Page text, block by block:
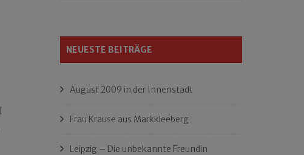
NEUESTE BEITRÄGE
August 2009 in der Innenstadt
Frau Krause aus Markkleeberg
Leipzig – Die unbekannte Freundin